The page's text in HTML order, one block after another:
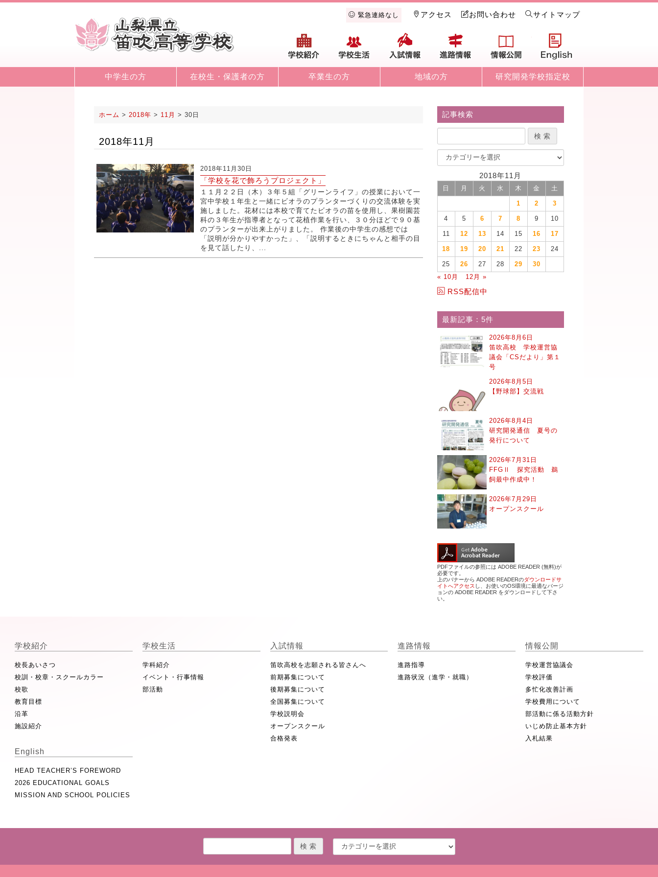
緊急連絡なし アクセス お問い合わせ サイトマップ
学校紹介 学校生活 入試情報 進路情報 情報公開
中学生の方 在校生・保護者の方 卒業生の方 地域の方 研究開発学校指定校
ホーム > 2018年 > 11月 > 30日
2018年11月
2018年11月30日
「学校を花で飾ろうプロジェクト」
１１月２２日（木）３年５組「グリーンライフ」の授業において一
宮中学校１年生と一緒にビオラのプランターづくりの交流体験を実
施しました。花材には本校で育てたビオラの苗を使用し、果樹園芸
科の３年生が指導者となって花植作業を行い、３０分ほどで９０基
のプランターが出来上がりました。 作業後の中学生の感想では
「説明が分かりやすかった」、「説明するときにちゃんと相手の目
を見て話したり、...
記事検索
2018年11月
日 月 火 水 木 金 土
1 2 3
4 5 6 7 8 9 10
11 12 13 14 15 16 17
18 19 20 21 22 23 24
25 26 27 28 29
30
« 10月
12月 »
RSS配信中
最新記事：5件
2026年8月6日
笛吹高校 学校運営協
議会「CSだより」第１
号
2026年8月5日
【野球部】交流戦
2026年8月4日
研究開発通信 夏号の
発行について
2026年7月31日
FFGⅡ 探究活動 鵜
飼最中作成中！
2026年7月29日
オープンスクール
PDFファイルの参照には ADOBE READER (無料)が
必要です。
上のバナーから ADOBE READERのダウンロードサ
イトへアクセス し、お使いのOS環境に最適なバージ
ョンの ADOBE READER をダウンロードして下さ
い。
学校紹介
校長あいさつ
校訓・校章・スクールカラー
校歌
教育目標
沿革
施設紹介
学校生活
学科紹介
イベント・行事情報
部活動
入試情報
笛吹高校を志願される皆さんへ
前期募集について
後期募集について
全国募集について
学校説明会
オープンスクール
合格発表
進路情報
進路指導
進路状況（進学・就職）
情報公開
学校運営協議会
学校評価
多忙化改善計画
学校費用について
部活動に係る活動方針
いじめ防止基本方針
入札結果
English
HEAD TEACHER’S FOREWORD
2026 EDUCATIONAL GOALS
MISSION AND SCHOOL POLICIES